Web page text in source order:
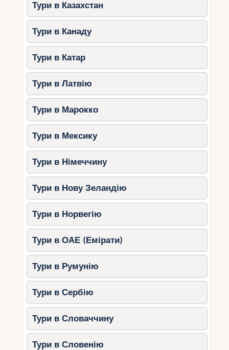
Тури в Казахстан
Тури в Канаду
Тури в Катар
Тури в Латвію
Тури в Марокко
Тури в Мексику
Тури в Німеччину
Тури в Нову Зеландію
Тури в Норвегію
Тури в ОАЕ (Емірати)
Тури в Румунію
Тури в Сербію
Тури в Словаччину
Тури в Словенію